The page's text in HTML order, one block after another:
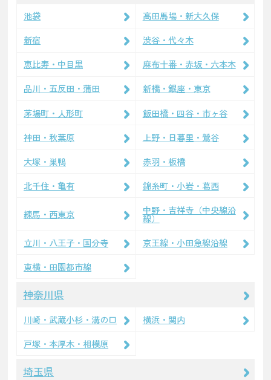
池袋
高田馬場・新大久保
新宿
渋谷・代々木
恵比寿・中目黒
麻布十番・赤坂・六本木
品川・五反田・蒲田
新橋・銀座・東京
茅場町・人形町
飯田橋・四谷・市ヶ谷
神田・秋葉原
上野・日暮里・鶯谷
大塚・巣鴨
赤羽・板橋
北千住・亀有
錦糸町・小岩・葛西
練馬・西東京 中野・吉祥寺（中央線沿
線）
立川・八王子・国分寺
京王線・小田急線沿線
東横・田園都市線
神奈川県
川崎・武蔵小杉・溝の口
横浜・関内
戸塚・本厚木・相模原
埼玉県